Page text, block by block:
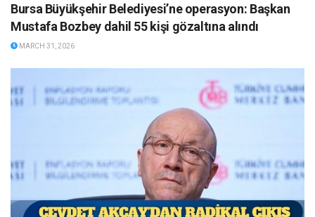
Bursa Büyükşehir Belediyesi’ne operasyon: Başkan
Mustafa Bozbey dahil 55 kişi gözaltına alındı
MARCH 31, 2026